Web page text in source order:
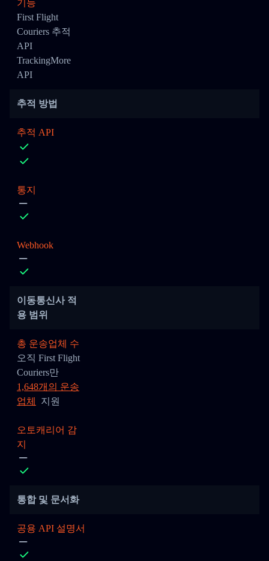
기능
First Flight
Couriers 추적
API
TrackingMore
API
추적 방법
추적 API
통지
Webhook
이동통신사 적
용 범위
총 운송업체 수
오직 First Flight
Couriers만
1,648개의 운송
업체
지원
오토캐리어 감
지
통합 및 문서화
공용 API 설명서